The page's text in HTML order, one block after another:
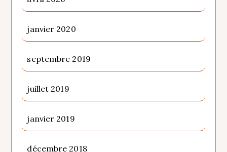
janvier 2020
septembre 2019
juillet 2019
janvier 2019
décembre 2018